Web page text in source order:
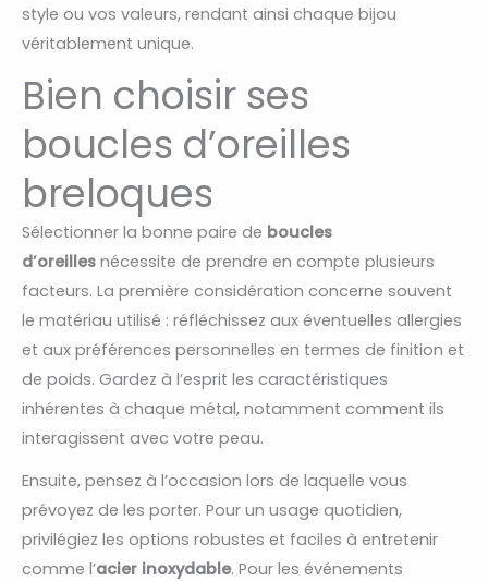
style ou vos valeurs, rendant ainsi chaque bijou
véritablement unique.
Bien choisir ses
boucles d’oreilles
breloques
Sélectionner la bonne paire de boucles
d’oreilles nécessite de prendre en compte plusieurs
facteurs. La première considération concerne souvent
le matériau utilisé : réfléchissez aux éventuelles allergies
et aux préférences personnelles en termes de finition et
de poids. Gardez à l’esprit les caractéristiques
inhérentes à chaque métal, notamment comment ils
interagissent avec votre peau.
Ensuite, pensez à l’occasion lors de laquelle vous
prévoyez de les porter. Pour un usage quotidien,
privilégiez les options robustes et faciles à entretenir
comme l’acier inoxydable. Pour les événements